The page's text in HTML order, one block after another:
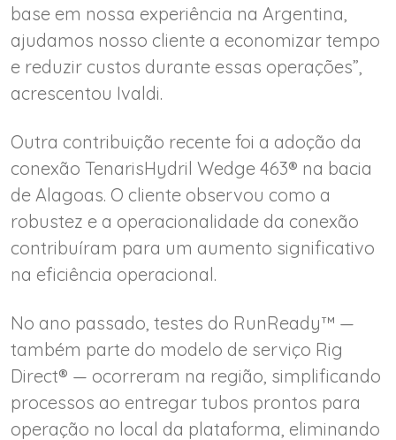
base em nossa experiência na Argentina,
ajudamos nosso cliente a economizar tempo
e reduzir custos durante essas operações”,
acrescentou Ivaldi.
Outra contribuição recente foi a adoção da
conexão TenarisHydril Wedge 463® na bacia
de Alagoas. O cliente observou como a
robustez e a operacionalidade da conexão
contribuíram para um aumento significativo
na eficiência operacional.
No ano passado, testes do RunReady™ —
também parte do modelo de serviço Rig
Direct® — ocorreram na região, simplificando
processos ao entregar tubos prontos para
operação no local da plataforma, eliminando